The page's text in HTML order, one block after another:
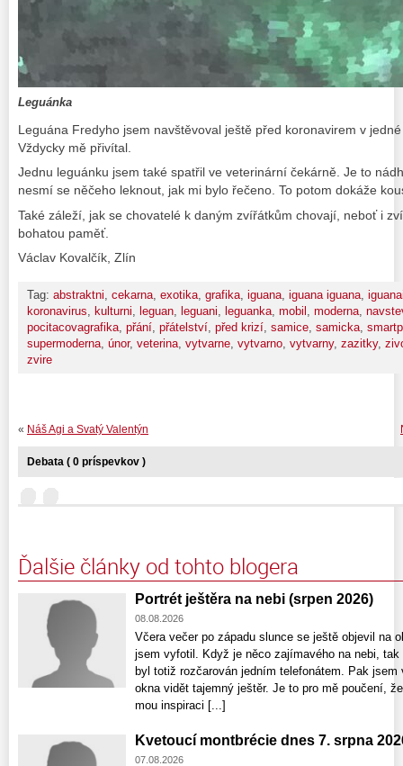
Leguánka
Leguána Fredyho jsem navštěvoval ještě před koronavirem v
Vždycky mě přivítal.
Jednu leguánku jsem také spatřil ve veterinární čekárně. Je to
nesmí se něčeho leknout, jak mi bylo řečeno. To potom dokáže
Také záleží, jak se chovatelé k daným zvířátkům chovají, neboť i
bohatou paměť.
Václav Kovalčík, Zlín
Tag: abstraktni cekarna exotika grafika iguana iguana iguana
koronavirus
kulturni leguan leguani leguanka mobil moderna
pocitacovagrafika přání přátelství před krizí samice samicka
supermoderna únor, veterina vytvarne vytvarno vytvarny, zazitky,
zvire
« Náš Agi a Svatý Valentýn
Debata ( 0 príspevkov )
Ďalšie články od tohto blogera
Portrét ještěra na nebi (srpen 2026)
08.08.2026
Včera večer po západu slunce se ještě objevil na
jsem vyfotil. Když je něco zajímavého na nebi,
byl totiž rozčarován jedním telefonátem. Pak
okna vidět tajemný ještěr. Je to pro mě poučení,
mou inspiraci [...]
Kvetoucí montbrécie dnes 7. srpna
07.08.2026